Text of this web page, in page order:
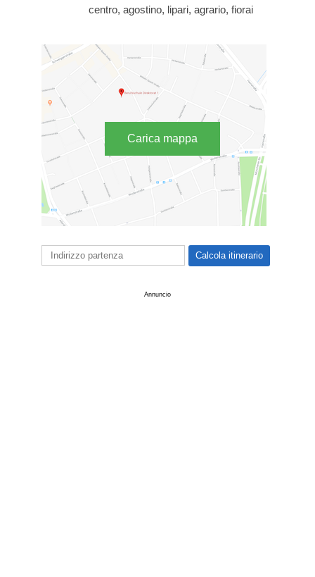
centro, agostino, lipari, agrario, fiorai
Carica mappa
Annuncio